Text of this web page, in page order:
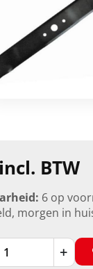
BTW
6 op
morgen in
+